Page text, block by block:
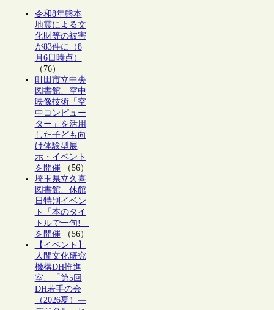
令和8年熊本
地震による文
化財等の被害
が83件に（8
月6日時点）
（76）
町田市立中央
図書館、空中
映像技術「空
中コンピュー
ター」を活用
した子ども向
け体験型展
示・イベント
を開催（56）
埼玉県立久喜
図書館、休館
日特別イベン
ト「本のタイ
トルで一句!」
を開催（56）
【イベント】
人間文化研究
機構DH推進
室、「第5回
DH若手の会
（2026夏）―